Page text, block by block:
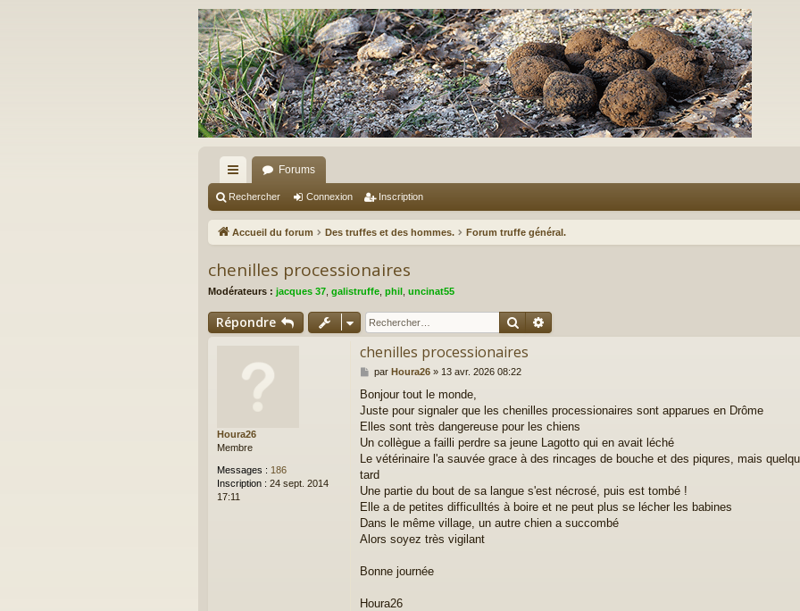
ac
co
ci
Forums
Rechercher Connexion Inscription
Accueil du forum Des truffes et des hommes. Forum truffe général.
chenilles processionaires
Modérateurs : jacques 37 galistruffe phil uncinat55
Répondre Rechercher
Houra26
Membre
Messages : 186
Inscription : 24 sept. 2014
17:11
chenilles processionaires
M
s
s
a
par Houra26» 13 avr. 2026 08:22
Bonjour tout le monde,
Juste pour signaler que les chenilles processionaires sont apparues en Drôme
Elles sont très dangereuse pour les chiens
Un collègue a failli perdre sa jeune Lagotto qui en avait léché
Le vétérinaire l'a sauvée grace à des rincages de bouche et des piqures, mais
tard
Une partie du bout de sa langue s'est nécrosé, puis est tombé !
Elle a de petites difficulltés à boire et ne peut plus se lécher les babines
Dans le même village, un autre chien a succombé
Alors soyez très vigilant
Bonne journée
Houra26